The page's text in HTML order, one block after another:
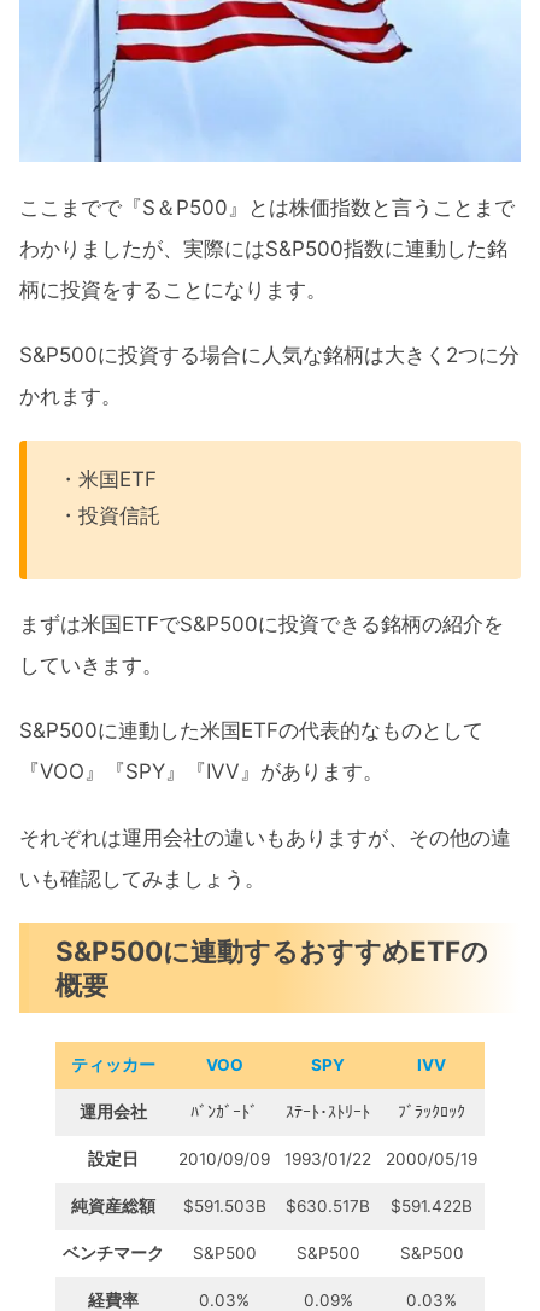
ここまでで『S＆P500』とは株価指数と言うことまで
わかりましたが、実際にはS&P500指数に連動した銘
柄に投資をすることになります。
S&P500に投資する場合に人気な銘柄は大きく2つに分
かれます。
・米国ETF
・投資信託
まずは米国ETFでS&P500に投資できる銘柄の紹介を
していきます。
S&P500に連動した米国ETFの代表的なものとして
『VOO』『SPY』『IVV』があります。
それぞれは運用会社の違いもありますが、その他の違
いも確認してみましょう。
S&P500に連動するおすすめETFの
概要
ティッカー VOO SPY IVV
運用会社 ﾊﾞﾝｶﾞｰﾄﾞ ｽﾃｰﾄ･ｽﾄﾘｰﾄ ﾌﾞﾗｯｸﾛｯｸ
設定日 2010/09/09 1993/01/22 2000/05/19
純資産総額 $591.503B $630.517B $591.422B
ベンチマーク S&P500 S&P500 S&P500
経費率 0.03% 0.09% 0.03%